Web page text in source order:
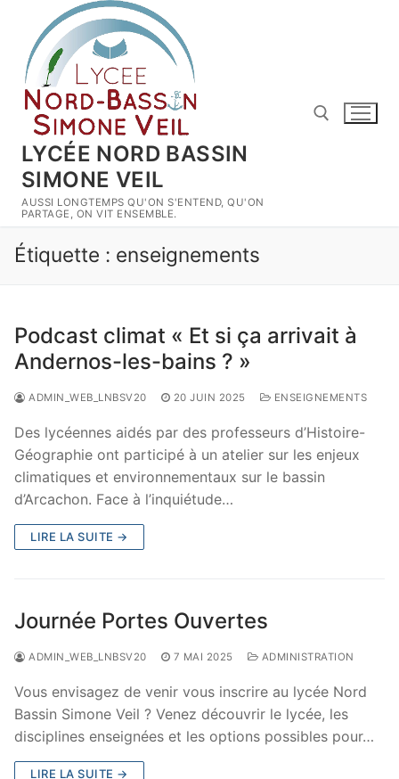
contenu
LYCÉE NORD BASSIN
SIMONE VEIL
AUSSI LONGTEMPS QU'ON S'ENTEND, QU'ON
PARTAGE, ON VIT ENSEMBLE.
Étiquette : enseignements
Podcast climat « Et si ça arrivait à
Andernos-les-bains ? »
ADMIN_WEB_LNBSV20 20 JUIN 2025 ENSEIGNEMENTS
Des lycéennes aidés par des professeurs d’Histoire-
Géographie ont participé à un atelier sur les enjeux
climatiques et environnementaux sur le bassin
d’Arcachon. Face à l’inquiétude…
LIRE LA SUITE →
Journée Portes Ouvertes
ADMIN_WEB_LNBSV20 7 MAI 2025 ADMINISTRATION
Vous envisagez de venir vous inscrire au lycée Nord
Bassin Simone Veil ? Venez découvrir le lycée, les
disciplines enseignées et les options possibles pour…
LIRE LA SUITE →